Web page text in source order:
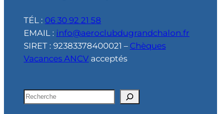
TÉL : 06 30 92 21 58
EMAIL : info@aeroclubdugrandchalon.fr
SIRET : 92383378400021 – Chèques
Vacances ANCV acceptés
R